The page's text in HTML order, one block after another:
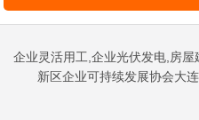
企业灵活用工,企业光伏发电,房
新区企业可持续发展协会大